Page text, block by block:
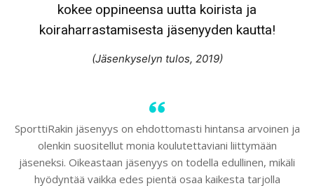
kokee oppineensa uutta koirista ja
koiraharrastamisesta jäsenyyden kautta!
(Jäsenkyselyn tulos, 2019)
SporttiRakin jäsenyys on ehdottomasti hintansa arvoinen ja
olenkin suositellut monia koulutettaviani liittymään
jäseneksi. Oikeastaan jäsenyys on todella edullinen, mikäli
hyödyntää vaikka edes pientä osaa kaikesta tarjolla